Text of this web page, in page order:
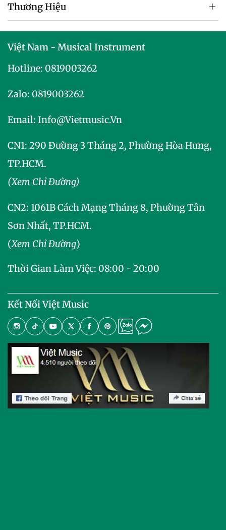
Thương Hiệu
Việt Nam - Musical Instrument
Hotline: 0819003262
Zalo: 0819003262
Email: Info@vietmusic.vn
CN1: 290 Đường 3 Tháng 2, Phường Hòa Hưng,
TP.HCM.
(Xem Chỉ Đường)
CN2: 1061B Cách Mạng Tháng 8, Phường Tân
Sơn Nhất, TP.HCM.
(Xem Chỉ Đường)
Thời Gian Làm Việc: 08:00 - 20:00
Kết Nối Việt Music